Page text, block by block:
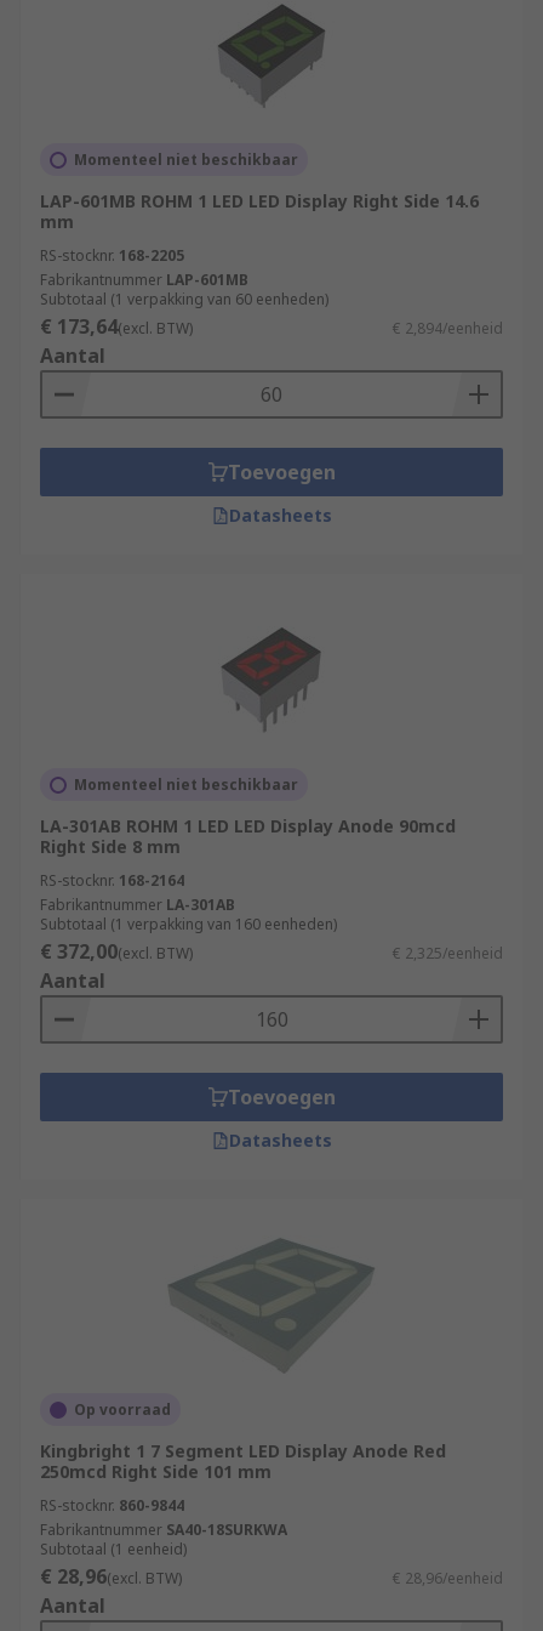
Momenteel niet beschikbaar
LAP-601MB ROHM 1 LED LED Display Right Side 14.6
mm
RS-stocknr. 168-2205
Fabrikantnummer LAP-601MB
Subtotaal (1 verpakking van 60 eenheden)
€ 173,64(excl. BTW) € 2,894/eenheid
Aantal
Toevoegen
Datasheets
Momenteel niet beschikbaar
LA-301AB ROHM 1 LED LED Display Anode 90mcd
Right Side 8 mm
RS-stocknr. 168-2164
Fabrikantnummer LA-301AB
Subtotaal (1 verpakking van 160 eenheden)
€ 372,00(excl. BTW) € 2,325/eenheid
Aantal
Toevoegen
Datasheets
Op voorraad
Kingbright 1 7 Segment LED Display Anode Red
250mcd Right Side 101 mm
RS-stocknr. 860-9844
Fabrikantnummer SA40-18SURKWA
Subtotaal (1 eenheid)
€ 28,96(excl. BTW) € 28,96/eenheid
Aantal